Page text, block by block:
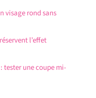
visage rond sans
l’effet
tester une coupe mi-